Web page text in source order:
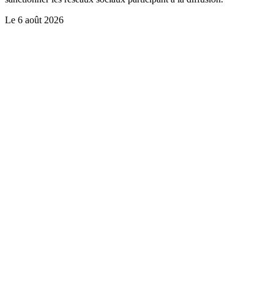
Le 6 août 2026